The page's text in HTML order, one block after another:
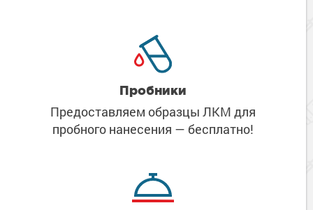
Пробники
Предоставляем образцы ЛКМ для
пробного нанесения — бесплатно!